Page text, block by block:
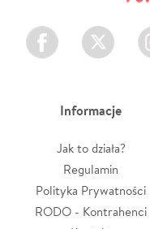
Facebook Twitter
Informacje
Jak to działa?
Regulamin
Polityka Prywatności
RODO - Kontrahenci